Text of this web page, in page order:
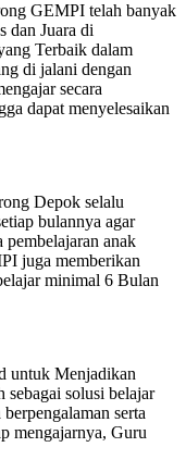
GEMPI telah banyak
dan Juara di
Terbaik dalam
di jalani dengan
secara
dapat menyelesaikan
Depok selalu
bulannya agar
pembelajaran anak
juga memberikan
minimal 6 Bulan
untuk Menjadikan
sebagai solusi belajar
serta
mengajarnya, Guru